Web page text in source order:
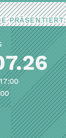
PRÄSENTIERT:
17:00